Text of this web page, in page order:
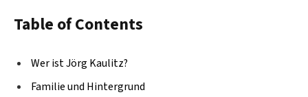
Table of Contents
Wer ist Jörg Kaulitz?
Familie und Hintergrund